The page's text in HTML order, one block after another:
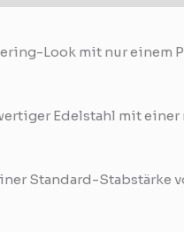
Look mit nur
Edelstahl mit
Standard-Stabstärke